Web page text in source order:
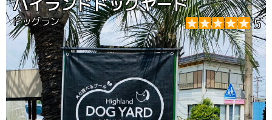
ドッグラン 5